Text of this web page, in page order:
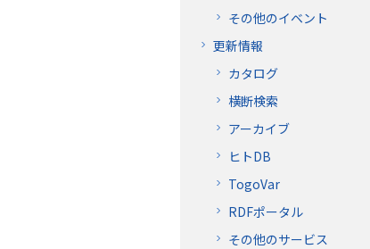
その他のイベント
更新情報
カタログ
横断検索
アーカイブ
ヒトDB
TogoVar
RDFポータル
その他のサービス